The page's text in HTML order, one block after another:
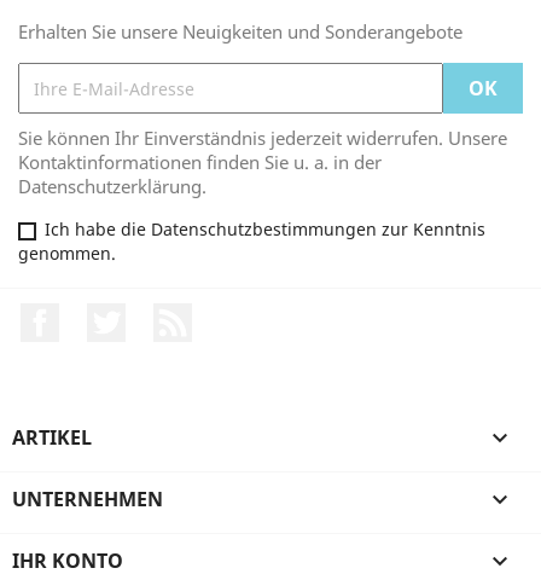
Erhalten Sie unsere Neuigkeiten und Sonderangebote
Sie können Ihr Einverständnis jederzeit widerrufen. Unsere
Kontaktinformationen finden Sie u. a. in der
Datenschutzerklärung.
Ich habe die Datenschutzbestimmungen zur Kenntnis
genommen.
ARTIKEL 
UNTERNEHMEN 
IHR KONTO 